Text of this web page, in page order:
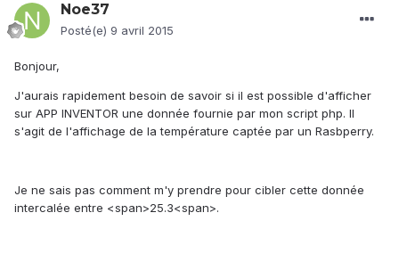
Noe37
Posté(e) 9 avril 2015
Bonjour,
J'aurais rapidement besoin de savoir si il est possible d'afficher
sur APP INVENTOR une donnée fournie par mon script php. Il
s'agit de l'affichage de la température captée par un Rasbperry.
Je ne sais pas comment m'y prendre pour cibler cette donnée
intercalée entre <span>25.3<span>.